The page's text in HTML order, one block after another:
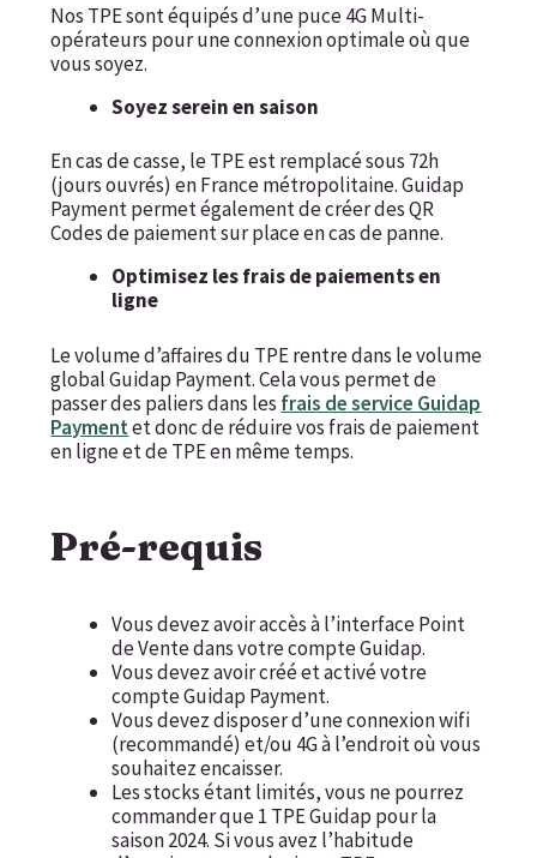
Nos TPE sont équipés d’une puce 4G Multi-
opérateurs pour une connexion optimale où que
vous soyez.
Soyez serein en saison
En cas de casse, le TPE est remplacé sous 72h
(jours ouvrés) en France métropolitaine. Guidap
Payment permet également de créer des QR
Codes de paiement sur place en cas de panne.
Optimisez les frais de paiements en
ligne
Le volume d’affaires du TPE rentre dans le volume
global Guidap Payment. Cela vous permet de
passer des paliers dans les frais de service Guidap
Paymentet donc de réduire vos frais de paiement
en ligne et de TPE en même temps.
Pré-requis
Vous devez avoir accès à l’interface Point
de Vente dans votre compte Guidap.
Vous devez avoir créé et activé votre
compte Guidap Payment.
Vous devez disposer d’une connexion wifi
(recommandé) et/ou 4G à l’endroit où vous
souhaitez encaisser.
Les stocks étant limités, vous ne pourrez
commander que 1 TPE Guidap pour la
saison 2024. Si vous avez l’habitude